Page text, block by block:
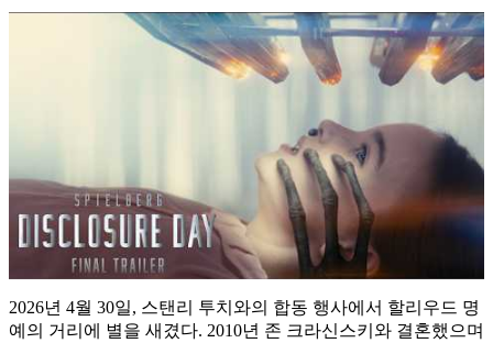
2026년 4월 30일, 스탠리 투치와의 합동 행사에서 할리우드 명
예의 거리에 별을 새겼다. 2010년 존 크라신스키와 결혼했으며